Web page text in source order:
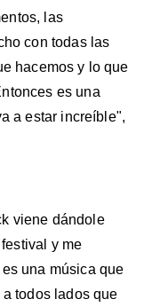
las
con todas las
hacemos y lo que
es una
a estar increíble",
viene dándole
y me
una música que
todos lados que